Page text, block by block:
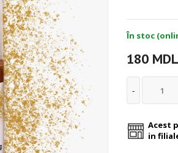
În stoc
180 MDL
Acest
in